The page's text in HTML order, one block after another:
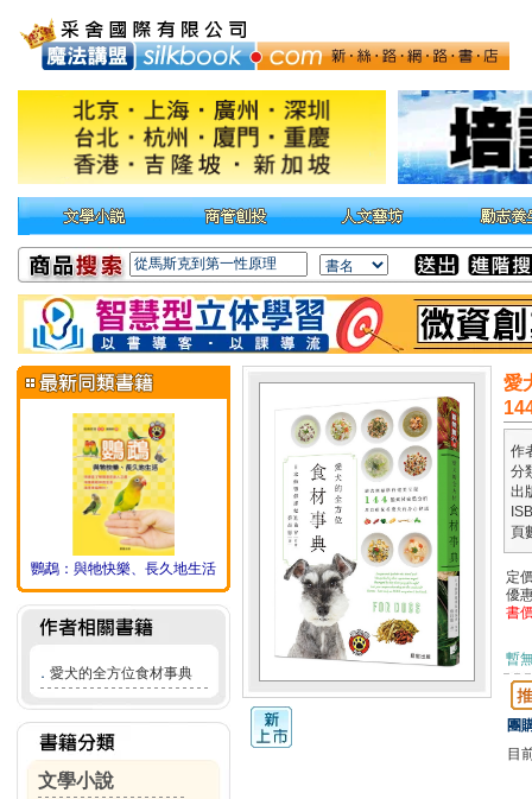
鸚鵡：與牠快樂、長久地生活
． 愛犬的全方位食材事典
文學小說
愛
作
分
出
頁
定
優
書
暫
團
目